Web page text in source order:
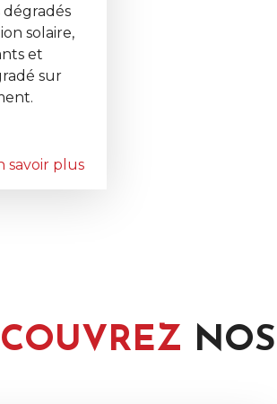
dégradés
solaire,
et
sur
savoir plus